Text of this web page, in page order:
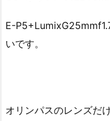
E-
いです。
オリンパスのレンズだ